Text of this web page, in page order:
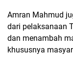
Amran Mahmud
dari pelaksanaan
dan menambah
khususnya